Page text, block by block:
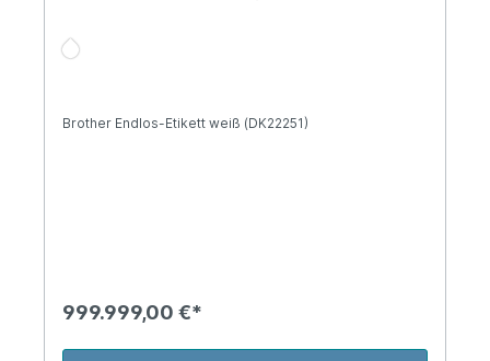
Brother Endlos-Etikett weiß (DK22251)
999.999,00 €*